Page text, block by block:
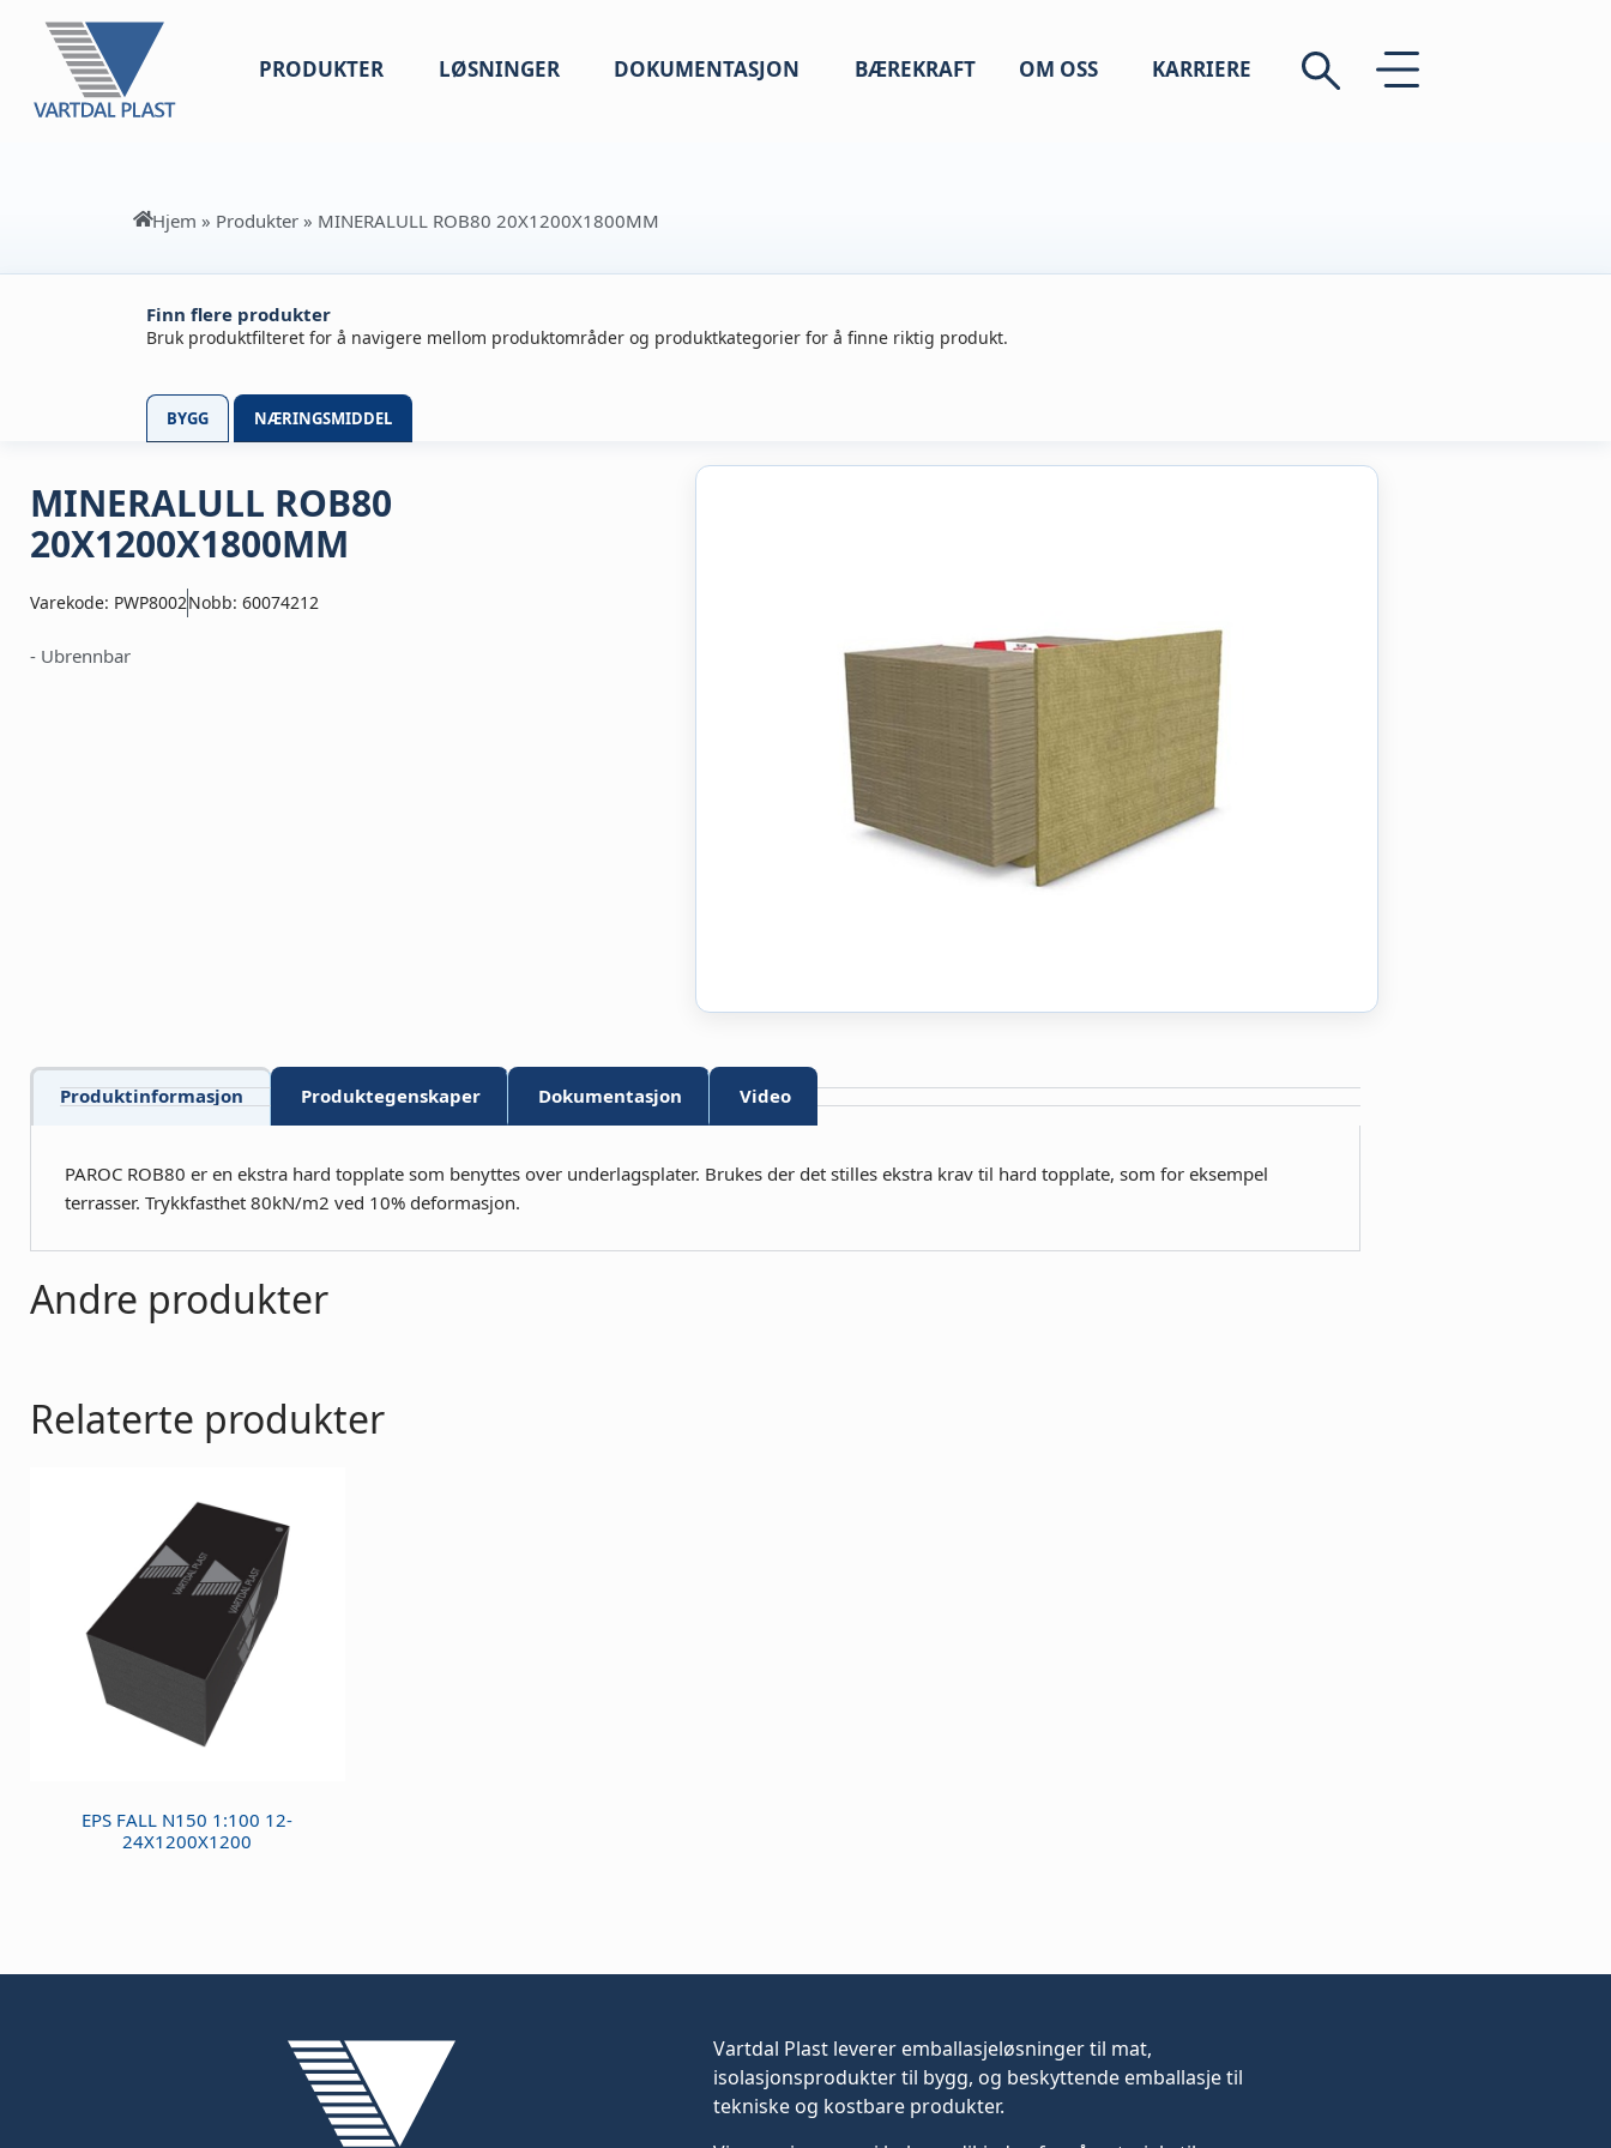
PRODUKTER LØSNINGER DOKUMENTASJON BÆREKRAFT OM OSS KARRIERE
Hjem » Produkter » MINERALULL ROB80 20X1200X1800MM
Finn flere produkter
Bruk produktfilteret for å navigere mellom produktområder og produktkategorier for å finne riktig produkt.
BYGG NÆRINGSMIDDEL
MINERALULL ROB80
20X1200X1800MM
Varekode: PWP8002Nobb: 60074212
- Ubrennbar
Produktinformasjon Produktegenskaper Dokumentasjon Video
PAROC ROB80 er en ekstra hard topplate som benyttes over underlagsplater. Brukes der det stilles ekstra krav til hard topplate, som for eksempel
terrasser. Trykkfasthet 80kN/m2 ved 10% deformasjon.
Andre produkter
Relaterte produkter
EPS FALL N150 1:100 12-
24X1200X1200
Vartdal Plast leverer emballasjeløsningertil mat,
isolasjonsprodukter til bygg, og beskyttende emballasje til
tekniske og kostbare produkter.